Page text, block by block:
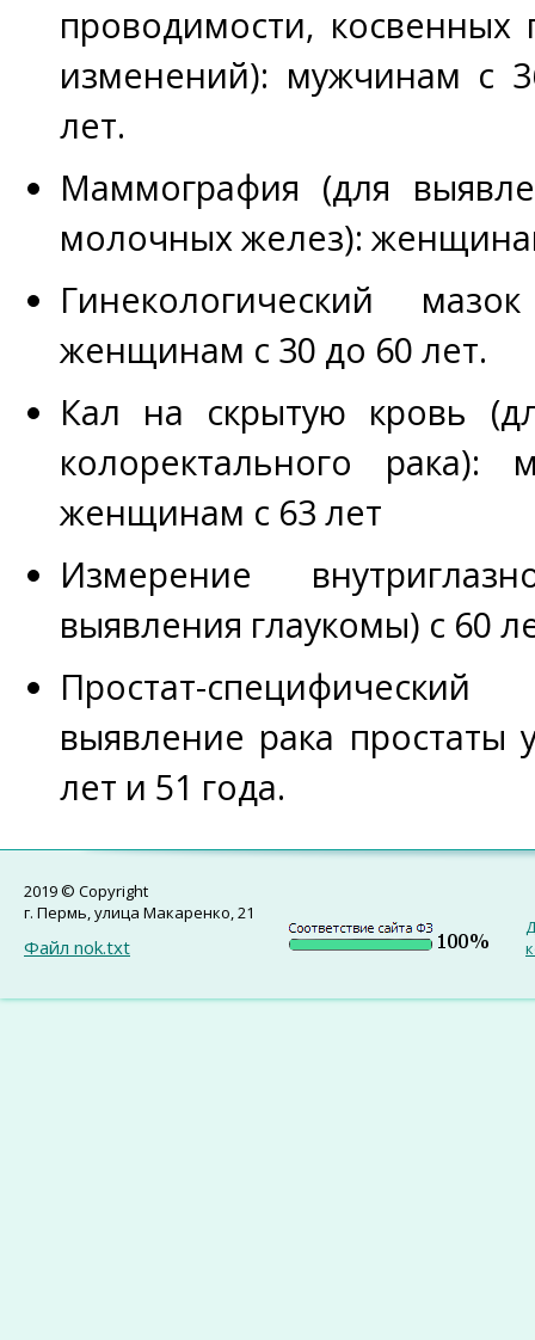
проводимости, косвенных
изменений): мужчинам с
лет.
Маммография (для
молочных желез):
Гинекологический
женщинам с 30 до 60 лет.
Кал на скрытую кровь
колоректального
женщинам с 63 лет
Измерение
выявления глаукомы) с 60
Простат-
выявление рака
лет и 51 года.
2019 © Copyright
г. Пермь, улица Макаренко, 21
Файл nok.txt